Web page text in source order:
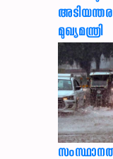
മുഖ്യമന്ത്രി